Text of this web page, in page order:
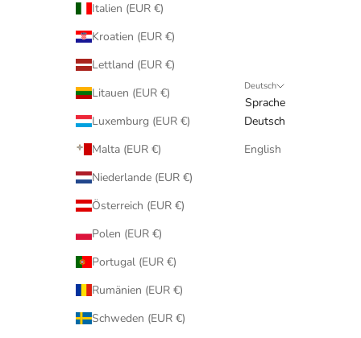
Italien (EUR €)
Kroatien (EUR €)
Lettland (EUR €)
Litauen (EUR €)
Luxemburg (EUR €)
Malta (EUR €)
Niederlande (EUR €)
Österreich (EUR €)
Polen (EUR €)
Portugal (EUR €)
Rumänien (EUR €)
Schweden (EUR €)
Deutsch
Sprache
Deutsch
English